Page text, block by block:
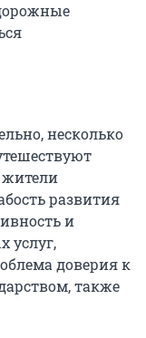
несколько
жители
развития
и
услуг,
доверия к
также